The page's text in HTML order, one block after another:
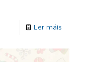
Ler máis